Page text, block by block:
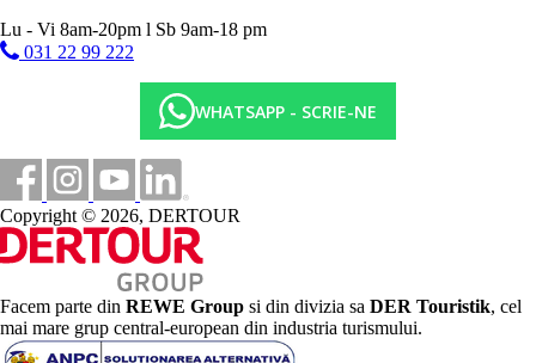
baschet
volei pe plaja
centru de fitness
program de animatie sportiva (zumba, step, yoga, pilates,
polo pe apa, gimnastica acvatica)
program de animatie in timpul zilei si seara, muzica live,
spectacole profesionale
sauna, intrare la baia turceasca (hammam)
Club pentru copii
Activitati sportive contra cost
sporturi nautice motorizate si nemotorizate pe plaja
bowling
biliard
sala de jocuri
Lu - Vi 8am-20pm l Sb 9am-18 pm
031 22 99 222
WHATSAPP - SCRIE-NE
Copyright © 2026, DERTOUR
Facem parte din REWE Group si din divizia sa DER Touristik, cel
mai mare grup central-european din industria turismului.